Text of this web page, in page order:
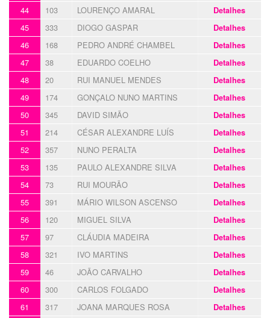
44 103 LOURENÇO AMARAL Detalhes
45 333 DIOGO GASPAR Detalhes
46 168 PEDRO ANDRÉ CHAMBEL Detalhes
47 38 EDUARDO COELHO Detalhes
48 20 RUI MANUEL MENDES Detalhes
49 174 GONÇALO NUNO MARTINS Detalhes
50 345 DAVID SIMÃO Detalhes
51 214 CÉSAR ALEXANDRE LUÍS Detalhes
52 357 NUNO PERALTA Detalhes
53 135 PAULO ALEXANDRE SILVA Detalhes
54 73 RUI MOURÃO Detalhes
55 391 MÁRIO WILSON ASCENSO Detalhes
56 120 MIGUEL SILVA Detalhes
57 97 CLÁUDIA MADEIRA Detalhes
58 321 IVO MARTINS Detalhes
59 46 JOÃO CARVALHO Detalhes
60 300 CARLOS FOLGADO Detalhes
61 317 JOANA MARQUES ROSA Detalhes